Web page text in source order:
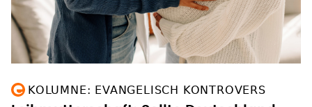
KOLUMNE: EVANGELISCH KONTROVERS